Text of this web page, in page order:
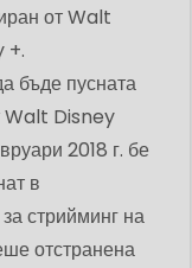
от Walt
+.
бъде пусната
Walt Disney
2018 г. бе
в
стрийминг на
отстранена